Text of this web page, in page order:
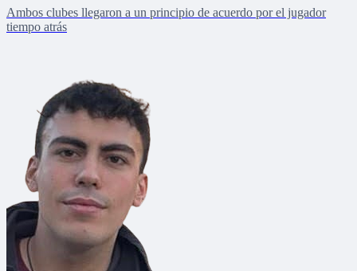
Ambos clubes llegaron a un principio de acuerdo por el jugador
tiempo atrás